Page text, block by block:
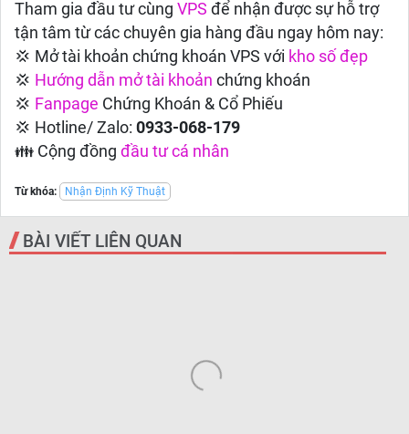
Tham gia đầu tư cùng VPS để nhận được sự hỗ trợ
tận tâm từ các chuyên gia hàng đầu ngay hôm nay:
💢 Mở tài khoản chứng khoán VPS với kho số đẹp
💢 Hướng dẫn mở tài khoản chứng khoán
💢 Fanpage Chứng Khoán & Cổ Phiếu
💢 Hotline/ Zalo: 0933-068-179
👪 Cộng đồng đầu tư cá nhân
Từ khóa: Nhận Định Kỹ Thuật
BÀI VIẾT LIÊN QUAN